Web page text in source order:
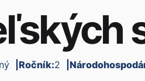
Ročník:2